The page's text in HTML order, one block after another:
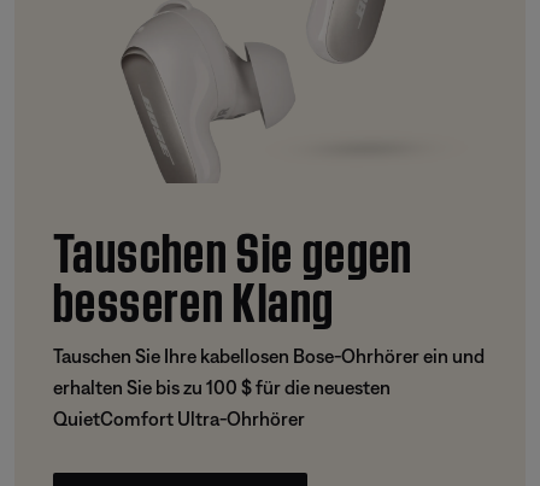
Tauschen Sie gegen
besseren Klang
Tauschen Sie Ihre kabellosen Bose-Ohrhörer ein und
erhalten Sie bis zu 100 $ für die neuesten
QuietComfort Ultra-Ohrhörer